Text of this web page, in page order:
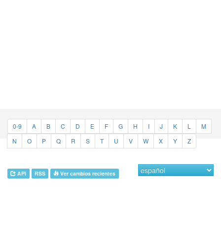
0-9 A B C D E F G H I J K L
M
N
O P Q R S T U V W X Y Z
API RSS Ver cambios recientes